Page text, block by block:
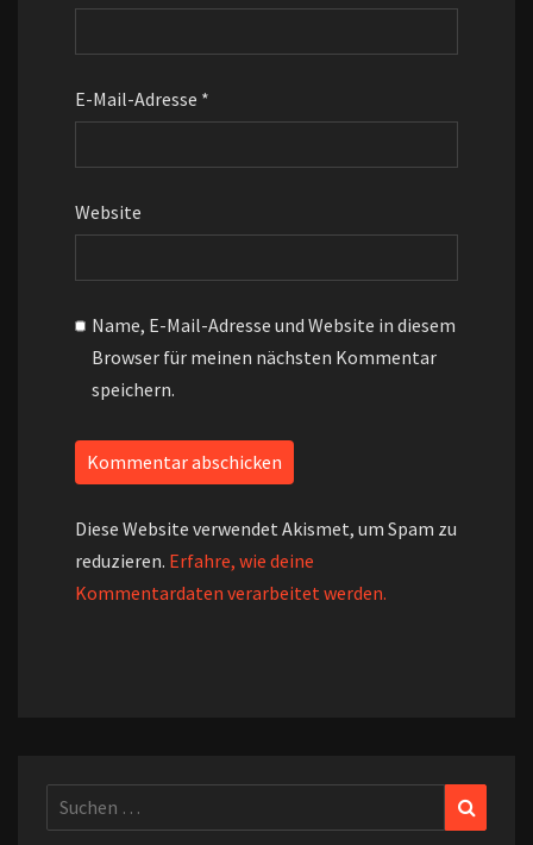
E-Mail-Adresse *
Website
Name, E-Mail-Adresse und Website in diesem
Browser für meinen nächsten Kommentar
speichern.
Diese Website verwendet Akismet, um Spam zu
reduzieren. Erfahre, wie deine
Kommentardaten verarbeitet werden.
Suchen
nach: